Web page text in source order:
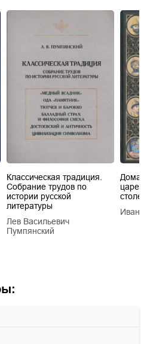
Классическая традиция.
Собрание трудов по
истории русской
литературы
Лев Васильевич
Пумпянский
царей
Иван